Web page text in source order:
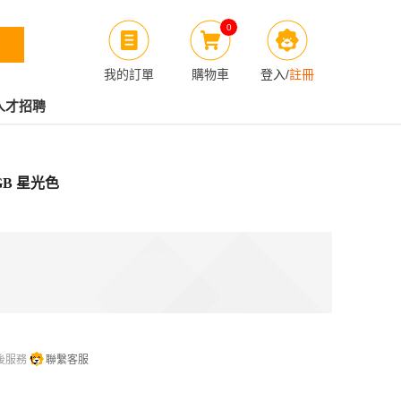
我的訂單
0
購物車 登入/註冊
才招聘
星光色
服務 聯繫客服